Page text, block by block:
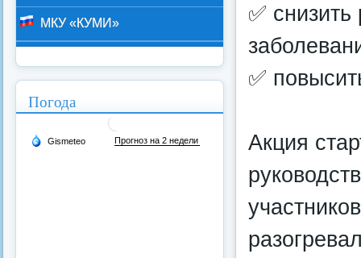
✅
✅
Акция
МКУ «КУМИ»
Погода